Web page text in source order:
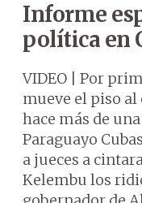
Informe
política en
VIDEO | Por
mueve el piso al
hace más de
Paraguayo
a jueces a
Kelembu los